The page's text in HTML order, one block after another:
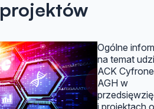
projektów
Ogólne
na temat
ACK
AGH w
i projektach o